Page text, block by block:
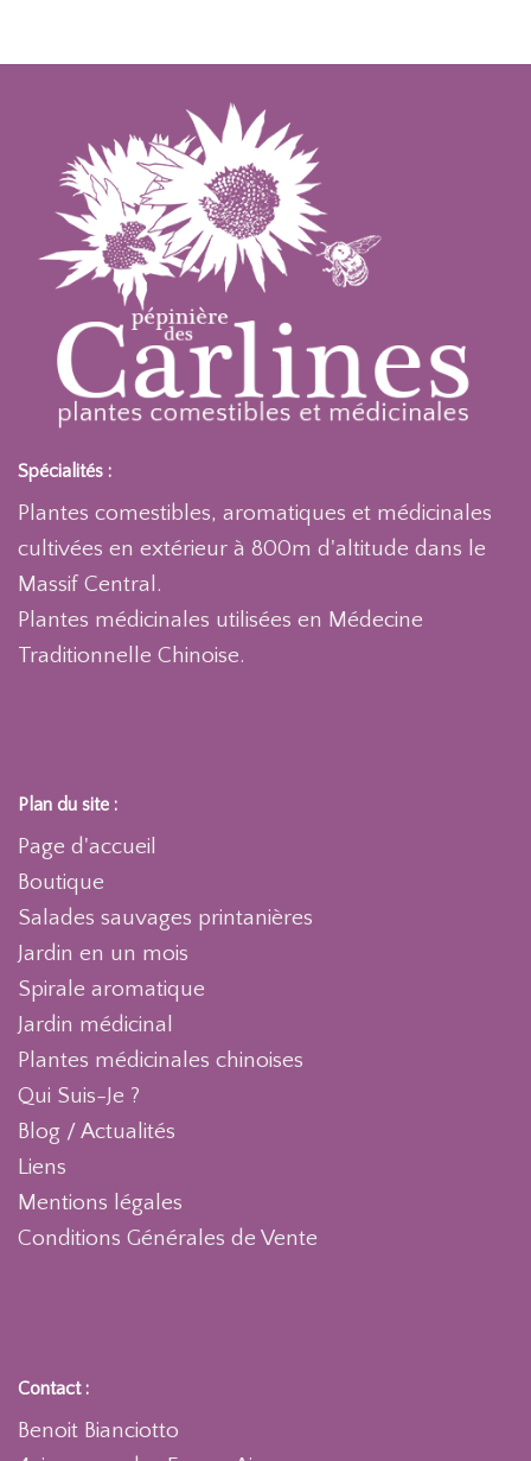
Spécialités :
Plantes comestibles, aromatiques et médicinales
cultivées en extérieur à 800m d'altitude dans le
Massif Central.
Plantes médicinales utilisées en Médecine
Traditionnelle Chinoise.
Plan du site :
Page d'accueil
Boutique
Salades sauvages printanières
Jardin en un mois
Spirale aromatique
Jardin médicinal
Plantes médicinales chinoises
Qui Suis-Je ?
Blog / Actualités
Liens
Mentions légales
Conditions Générales de Vente
Contact :
Benoit Bianciotto